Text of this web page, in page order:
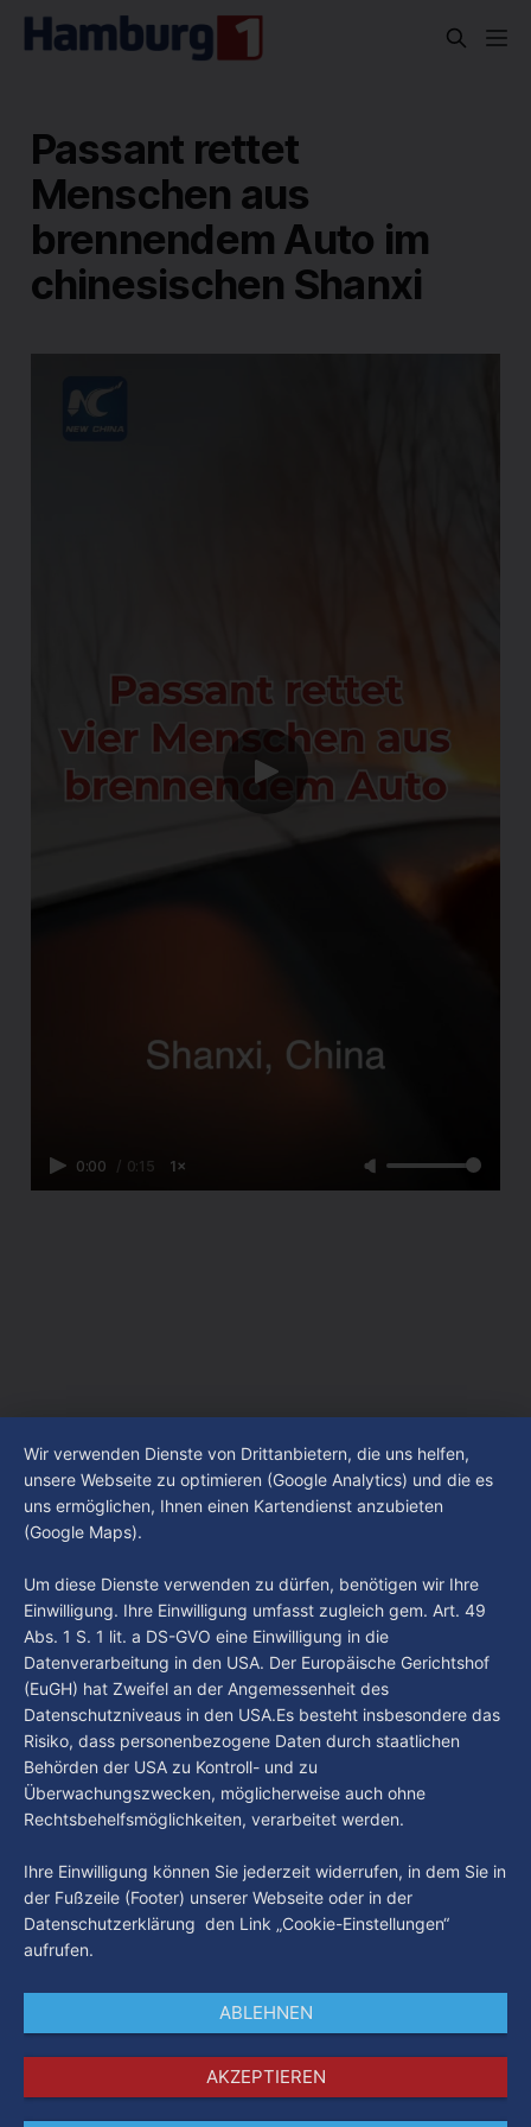
Passant rettet
Menschen aus
brennendem Auto im
chinesischen Shanxi
0:00 / 0:15 1×
Wir verwenden Dienste von Drittanbietern, die uns helfen,
unsere Webseite zu optimieren (Google Analytics) und die es
uns ermöglichen, Ihnen einen Kartendienst anzubieten
(Google Maps).
Um diese Dienste verwenden zu dürfen, benötigen wir Ihre
Einwilligung. Ihre Einwilligung umfasst zugleich gem. Art. 49
Abs. 1 S. 1 lit. a DS-GVO eine Einwilligung in die
Datenverarbeitung in den USA. Der Europäische Gerichtshof
(EuGH) hat Zweifel an der Angemessenheit des
Datenschutzniveaus in den USA.Es besteht insbesondere das
Risiko, dass personenbezogene Daten durch staatlichen
Behörden der USA zu Kontroll- und zu
Überwachungszwecken, möglicherweise auch ohne
Rechtsbehelfsmöglichkeiten, verarbeitet werden.
Ihre Einwilligung können Sie jederzeit widerrufen, in dem Sie in
der Fußzeile (Footer) unserer Webseite oder in der
Datenschutzerklärung den Link „Cookie-Einstellungen“
aufrufen.
ABLEHNEN
AKZEPTIEREN